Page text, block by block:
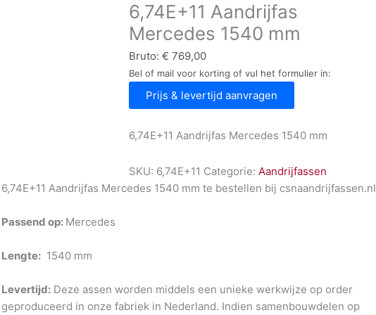
6,74E+11 Aandrijfas
Mercedes 1540 mm
Bruto: € 769,00
Bel of mail voor korting of vul het formulier in:
Prijs & levertijd aanvragen
6,74E+11 Aandrijfas Mercedes 1540 mm
SKU: 6,74E+11 Categorie: Aandrijfassen
6,74E+11 Aandrijfas Mercedes 1540 mm te bestellen bij csnaandrijfassen.nl
Passend op: Mercedes
Lengte: 1540 mm
Levertijd: Deze assen worden middels een unieke werkwijze op order
geproduceerd in onze fabriek in Nederland. Indien samenbouwdelen op